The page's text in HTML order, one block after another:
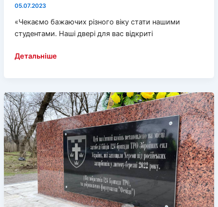
05.07.2023
«Чекаємо бажаючих різного віку стати нашими
студентами. Наші двері для вас відкриті
Генічеські
росію
за
великі
гроші
Детальніше